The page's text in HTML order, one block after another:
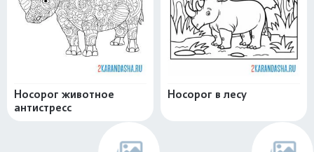
Носорог животное
антистресс
Носорог в лесу